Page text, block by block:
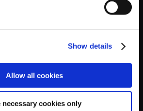
Show details
Allow all cookies
necessary cookies only
【アルバム】